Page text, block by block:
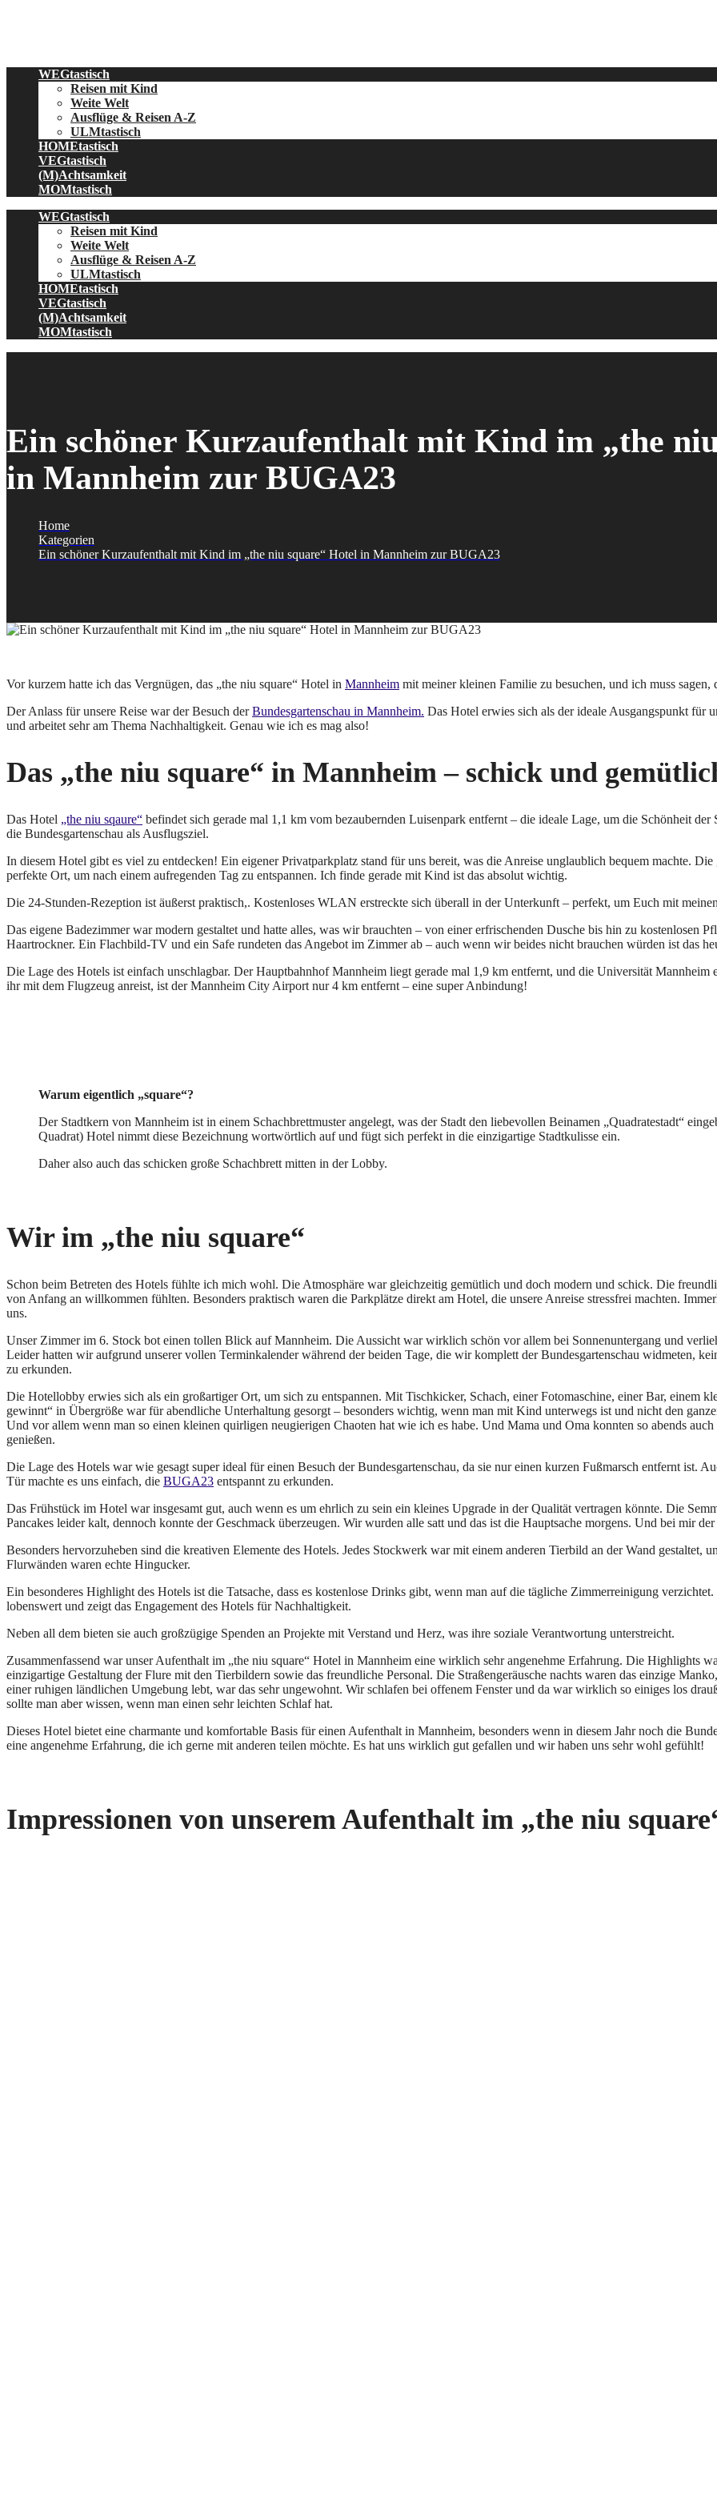
WEGtastisch
Reisen mit Kind
Weite Welt
Ausflüge & Reisen A-Z
ULMtastisch
HOMEtastisch
VEGtastisch
(M)Achtsamkeit
MOMtastisch
WEGtastisch
Reisen mit Kind
Weite Welt
Ausflüge & Reisen A-Z
ULMtastisch
HOMEtastisch
VEGtastisch
(M)Achtsamkeit
MOMtastisch
Ein schöner Kurzaufenthalt mit Kind im „the
in Mannheim zur BUGA23
Home
Kategorien
Ein schöner Kurzaufenthalt mit Kind im „the niu square“ Hotel in Mannheim zur BUGA23
Vor kurzem hatte ich das Vergnügen, das „the niu square“ Hotel in Mannheim mit meiner kleinen Familie zu besuchen, und ich muss sagen,
Der Anlass für unsere Reise war der Besuch derBundesgartenschau in Mannheim. Das Hotel erwies sich als der ideale Ausgangspunkt für
und arbeitet sehr am Thema Nachhaltigkeit. Genau wie ich es mag also!
Das „the niu square“ in Mannheim – schick und
Das Hotel „the niu sqaure“ befindet sich gerade mal 1,1 km vom bezaubernden Luisenpark entfernt – die ideale Lage, um die Schönheit
die Bundesgartenschau als Ausflugsziel.
In diesem Hotel gibt es viel zu entdecken! Ein eigener Privatparkplatz stand für uns bereit, was die Anreise unglaublich bequem machte.
perfekte Ort, um nach einem aufregenden Tag zu entspannen. Ich finde gerade mit Kind ist das absolut wichtig.
Die 24-Stunden-Rezeption ist äußerst praktisch,. Kostenloses WLAN erstreckte sich überall in der Unterkunft – perfekt, um Euch mit
Das eigene Badezimmer war modern gestaltet und hatte alles, was wir brauchten – von einer erfrischenden Dusche bis hin zu kostenlosen
Haartrockner. Ein Flachbild-TV und ein Safe rundeten das Angebot im Zimmer ab – auch wenn wir beides nicht brauchen würden ist das
Die Lage des Hotels ist einfach unschlagbar. Der Hauptbahnhof Mannheim liegt gerade mal 1,9 km entfernt, und die Universität Mannheim
ihr mit dem Flugzeug anreist, ist der Mannheim City Airport nur 4 km entfernt – eine super Anbindung!
Warum eigentlich „square“?
Der Stadtkern von Mannheim ist in einem Schachbrettmuster angelegt, was der Stadt den liebevollen Beinamen „Quadratestadt“
Quadrat) Hotel nimmt diese Bezeichnung wortwörtlich auf und fügt sich perfekt in die einzigartige Stadtkulisse ein.
Daher also auch das schicken große Schachbrett mitten in der Lobby.
Wir im „the niu square“
Schon beim Betreten des Hotels fühlte ich mich wohl. Die Atmosphäre war gleichzeitig gemütlich und doch modern und schick. Die
von Anfang an willkommen fühlten. Besonders praktisch waren die Parkplätze direkt am Hotel, die unsere Anreise stressfrei machten.
uns.
Unser Zimmer im 6. Stock bot einen tollen Blick auf Mannheim. Die Aussicht war wirklich schön vor allem bei Sonnenuntergang und
Leider hatten wir aufgrund unserer vollen Terminkalender während der beiden Tage, die wir komplett der Bundesgartenschau widmeten,
zu erkunden.
Die Hotellobby erwies sich als ein großartiger Ort, um sich zu entspannen. Mit Tischkicker, Schach, einer Fotomaschine, einer Bar, einem
gewinnt“ in Übergröße war für abendliche Unterhaltung gesorgt – besonders wichtig, wenn man mit Kind unterwegs ist und nicht den
Und vor allem wenn man so einen kleinen quirligen neugierigen Chaoten hat wie ich es habe. Und Mama und Oma konnten so abends
genießen.
Die Lage des Hotels war wie gesagt super ideal für einen Besuch der Bundesgartenschau, da sie nur einen kurzen Fußmarsch entfernt ist.
Tür machte es uns einfach, die BUGA23 entspannt zu erkunden.
Das Frühstück im Hotel war insgesamt gut, auch wenn es um ehrlich zu sein ein kleines Upgrade in der Qualität vertragen könnte. Die
Pancakes leider kalt, dennoch konnte der Geschmack überzeugen. Wir wurden alle satt und das ist die Hauptsache morgens. Und bei mir
Besonders hervorzuheben sind die kreativen Elemente des Hotels. Jedes Stockwerk war mit einem anderen Tierbild an der Wand gestaltet,
Flurwänden waren echte Hingucker.
Ein besonderes Highlight des Hotels ist die Tatsache, dass es kostenlose Drinks gibt, wenn man auf die tägliche Zimmerreinigung
lobenswert und zeigt das Engagement des Hotels für Nachhaltigkeit.
Neben all dem bieten sie auch großzügige Spenden an Projekte mit Verstand und Herz, was ihre soziale Verantwortung unterstreicht.
Zusammenfassend war unser Aufenthalt im „the niu square“ Hotel in Mannheim eine wirklich sehr angenehme Erfahrung. Die Highlights
einzigartige Gestaltung der Flure mit den Tierbildern sowie das freundliche Personal. Die Straßengeräusche nachts waren das einzige
einer ruhigen ländlichen Umgebung lebt, war das sehr ungewohnt. Wir schlafen bei offenem Fenster und da war wirklich so einiges los
sollte man aber wissen, wenn man einen sehr leichten Schlaf hat.
Dieses Hotel bietet eine charmante und komfortable Basis für einen Aufenthalt in Mannheim, besonders wenn in diesem Jahr noch die
eine angenehme Erfahrung, die ich gerne mit anderen teilen möchte. Es hat uns wirklich gut gefallen und wir haben uns sehr wohl gefühlt!
Impressionen von unserem Aufenthalt im „the niu